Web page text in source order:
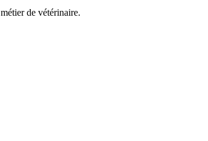
métier de vétérinaire.